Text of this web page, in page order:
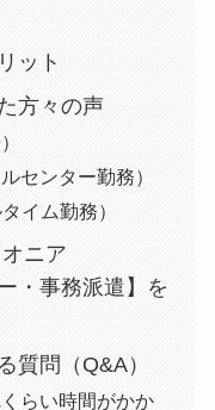
ット
方々の声
センター勤務）
イム勤務）
ニア
・事務派遣】を
質問（Q&A）
らい時間がかか